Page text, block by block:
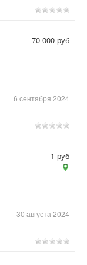
6 сентября 2024
70 000 руб
30 августа 2024
1 руб